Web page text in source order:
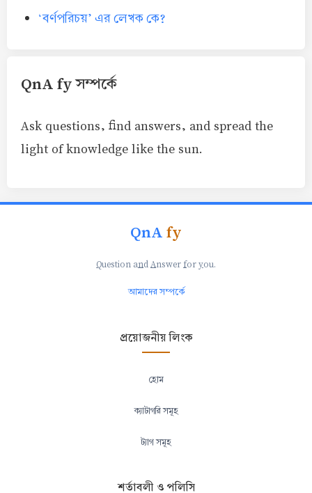
‘বর্ণপরিচয়’ এর লেখক কে?
QnA fy সম্পর্কে
Ask questions, find answers, and spread the
light of knowledge like the sun.
QnAfy
Question andAnswer foryou.
আমাদের সম্পর্কে
প্রয়োজনীয় লিংক
হোম
ক্যাটাগরি সমূহ
ট্যাগ সমূহ
শর্তাবলী ও পলিসি